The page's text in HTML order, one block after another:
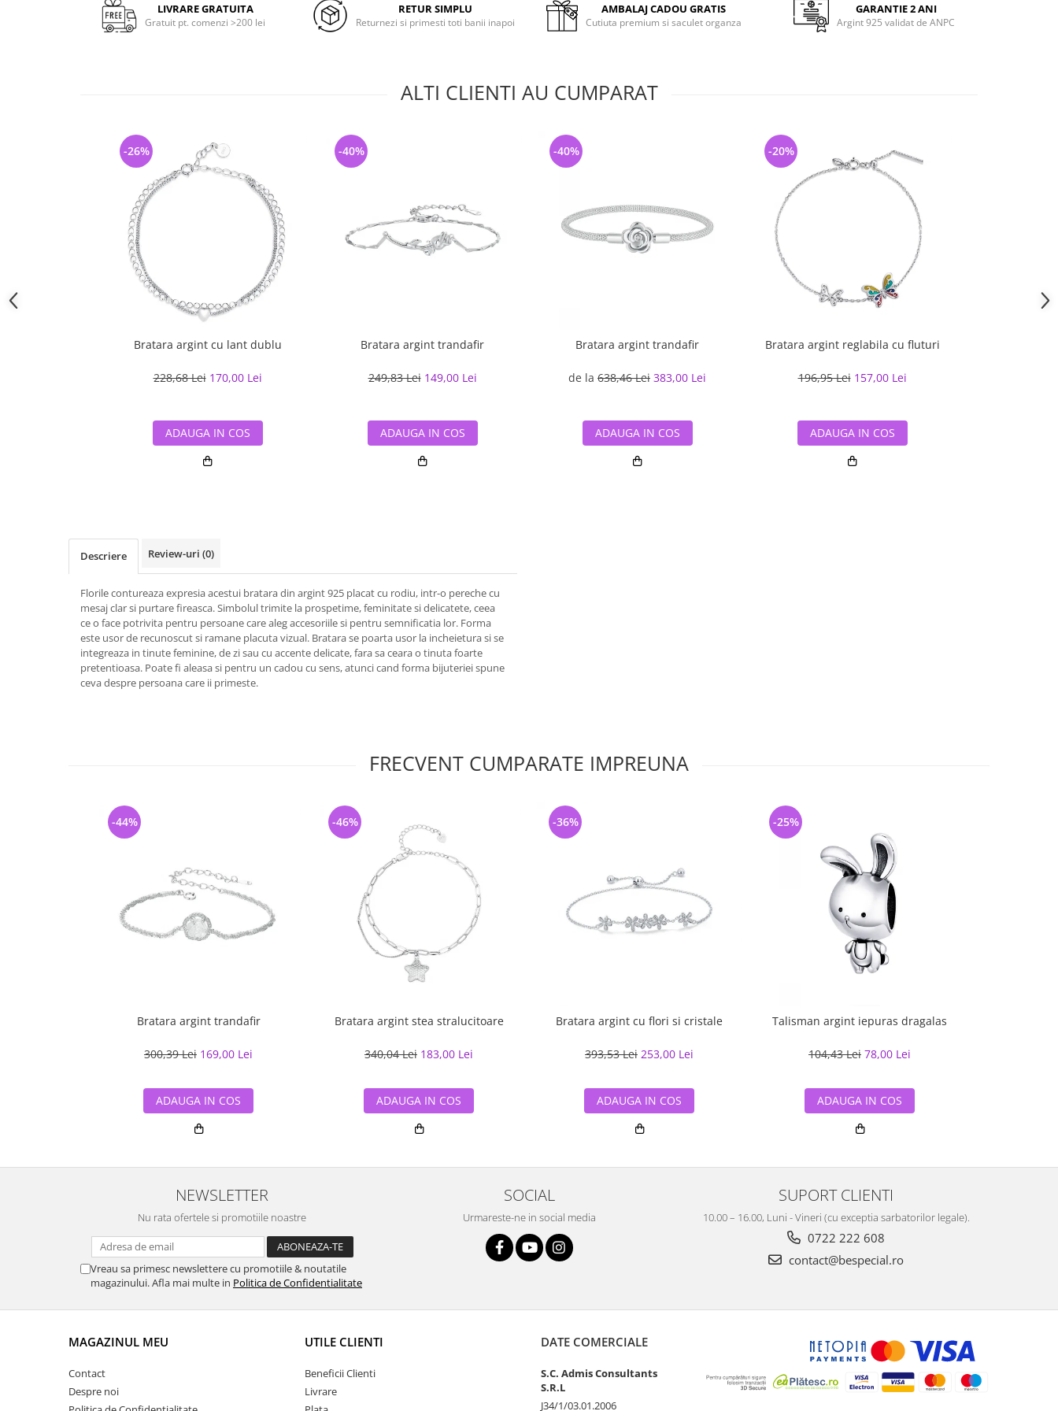
LIVRARE GRATUITA
Gratuit pt. comenzi >200 lei
RETUR SIMPLU
Returnezi si primesti toti banii inapoi
AMBALAJ CADOU GRATIS
Cutiuta premium si saculet organza
GARANTIE 2 ANI
Argint 925 validat de ANPC
ALTI CLIENTI AU CUMPARAT
Bratara argint cu lant dublu
228,68 Lei 170,00 Lei
-26%
ADAUGA IN COS
Bratara argint trandafir
249,83 Lei 149,00 Lei
-40%
ADAUGA IN COS
Bratara argint trandafir
de la 638,46 Lei 383,00 Lei
-40%
ADAUGA IN COS
Bratara argint reglabila cu fluturi
196,95 Lei 157,00 Lei
-20%
ADAUGA IN COS
Descriere Review-uri (0)
Florile contureaza expresia acestui bratara din argint 925 placat cu rodiu, intr-o pereche cu
mesaj clar si purtare fireasca. Simbolul trimite la prospetime, feminitate si delicatete, ceea
ce o face potrivita pentru persoane care aleg accesoriile si pentru semnificatia lor. Forma
este usor de recunoscut si ramane placuta vizual. Bratara se poarta usor la incheietura si se
integreaza in tinute feminine, de zi sau cu accente delicate, fara sa ceara o tinuta foarte
pretentioasa. Poate fi aleasa si pentru un cadou cu sens, atunci cand forma bijuteriei spune
ceva despre persoana care ii primeste.
FRECVENT CUMPARATE IMPREUNA
Bratara argint trandafir
300,39 Lei 169,00 Lei
-44%
ADAUGA IN COS
Bratara argint stea stralucitoare
340,04 Lei 183,00 Lei
-46%
ADAUGA IN COS
Bratara argint cu flori si cristale
393,53 Lei 253,00 Lei
-36%
ADAUGA IN COS
Talisman argint iepuras dragalas
104,43 Lei 78,00 Lei
-25%
ADAUGA IN COS
NEWSLETTER
Nu rata ofertele si promotiile noastre
Vreau sa primesc newslettere cu promotiile & noutatile
magazinului. Afla mai multe in Politica de Confidentialitate
SOCIAL
Urmareste-ne in social media
SUPORT CLIENTI
10.00 – 16.00, Luni - Vineri (cu exceptia sarbatorilor legale).
0722 222 608
contact@bespecial.ro
MAGAZINUL MEU
Contact
Despre noi
UTILE CLIENTI
Beneficii Clienti
Livrare
DATE COMERCIALE
S.C. Admis Consultants
S.R.L
J34/1/03.01.2006